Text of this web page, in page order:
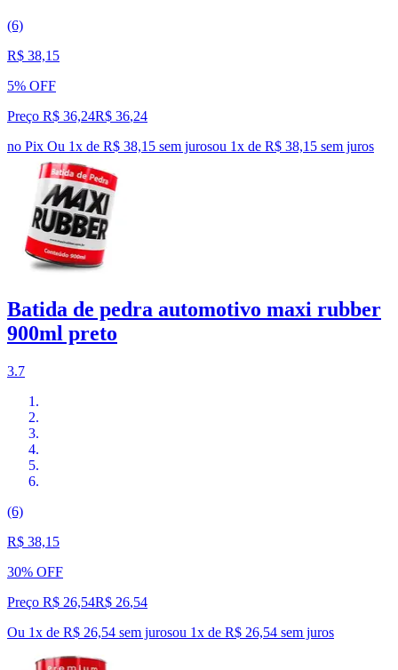
(6)
R$ 38,15
5% OFF
Preço R$ 36,24R$ 36,24
no Pix Ou 1x de R$ 38,15 sem jurosou 1x de R$ 38,15 sem juros
Batida de pedra automotivo maxi rubber
900ml preto
3.7
(6)
R$ 38,15
30% OFF
Preço R$ 26,54R$ 26,54
Ou 1x de R$ 26,54 sem jurosou 1x de R$ 26,54 sem juros